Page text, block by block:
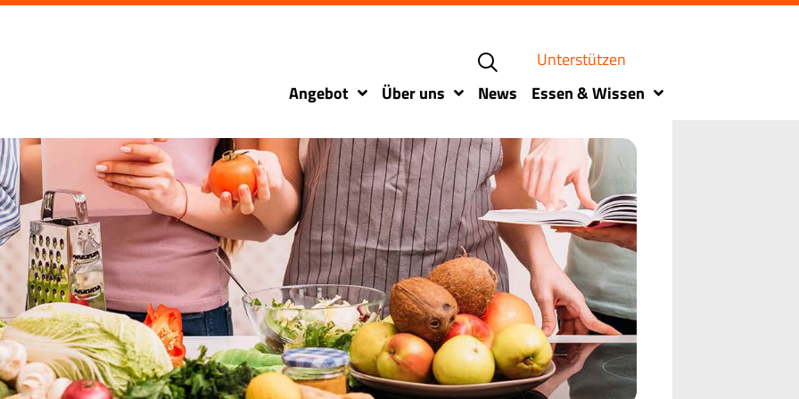
Unterstützen
Angebot
Über uns News Essen & Wissen